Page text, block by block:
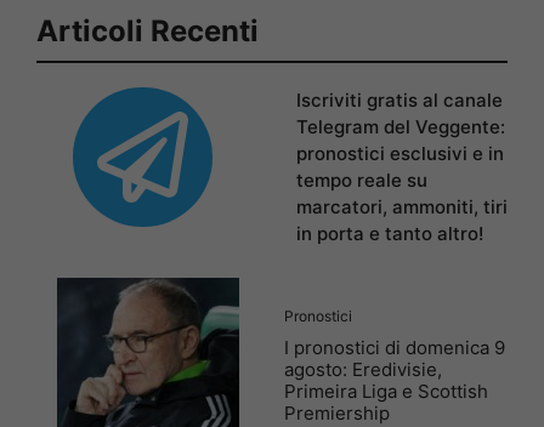
Articoli Recenti
Iscriviti gratis al canale
Telegram del Veggente:
pronostici esclusivi e in
tempo reale su
marcatori, ammoniti, tiri
in porta e tanto altro!
Pronostici
I pronostici di domenica 9
agosto: Eredivisie,
Primeira Liga e Scottish
Premiership